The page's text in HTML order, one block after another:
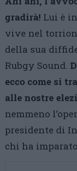
gradirà! Lui è
vive nel
della sua
Rubgy Sound.
ecco come si
alle nostre
nemmeno
presidente di
chi ha